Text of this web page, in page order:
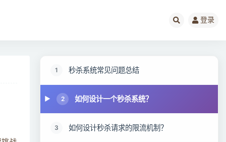
登录
1 秒杀系统常见问题总结
2 如何设计一个秒杀系统？
3 如何设计秒杀请求的限流机制？